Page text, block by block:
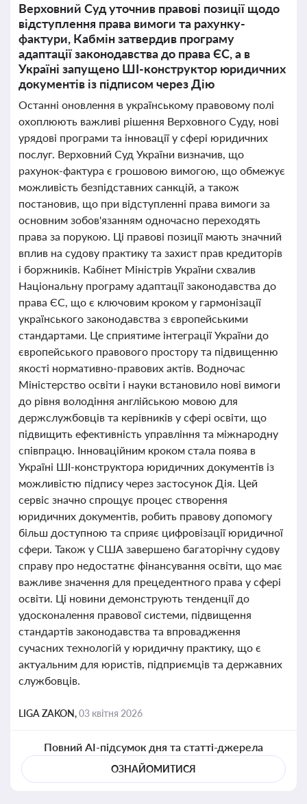
Верховний Суд уточнив правові позиції щодо
відступлення права вимоги та рахунку-
фактури, Кабмін затвердив програму
адаптації законодавства до права ЄС, а в
Україні запущено ШІ-конструктор юридичних
документів із підписом через Дію
Останні оновлення в українському правовому полі
охоплюють важливі рішення Верховного Суду, нові
урядові програми та інновації у сфері юридичних
послуг. Верховний Суд України визначив, що
рахунок-фактура є грошовою вимогою, що обмежує
можливість безпідставних санкцій, а також
постановив, що при відступленні права вимоги за
основним зобов'язанням одночасно переходять
права за порукою. Ці правові позиції мають значний
вплив на судову практику та захист прав кредиторів
і боржників. Кабінет Міністрів України схвалив
Національну програму адаптації законодавства до
права ЄС, що є ключовим кроком у гармонізації
українського законодавства з європейськими
стандартами. Це сприятиме інтеграції України до
європейського правового простору та підвищенню
якості нормативно-правових актів. Водночас
Міністерство освіти і науки встановило нові вимоги
до рівня володіння англійською мовою для
держслужбовців та керівників у сфері освіти, що
підвищить ефективність управління та міжнародну
співпрацю. Інноваційним кроком стала поява в
Україні ШІ-конструктора юридичних документів із
можливістю підпису через застосунок Дія. Цей
сервіс значно спрощує процес створення
юридичних документів, робить правову допомогу
більш доступною та сприяє цифровізації юридичної
сфери. Також у США завершено багаторічну судову
справу про недостатнє фінансування освіти, що має
важливе значення для прецедентного права у сфері
освіти. Ці новини демонструють тенденції до
удосконалення правової системи, підвищення
стандартів законодавства та впровадження
сучасних технологій у юридичну практику, що є
актуальним для юристів, підприємців та державних
службовців.
LIGA ZAKON,03 квітня 2026
Повний AI-підсумок дня та статті-джерела
ОЗНАЙОМИТИСЯ